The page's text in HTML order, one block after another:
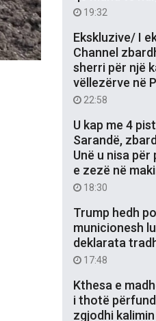
19:32
Ekskluzive/ I
Channel
sherri për një
vëllezërve në
22:58
U kap me 4
Sarandë,
Unë u nisa
e zezë në
18:30
Trump hedh
municionesh
deklarata
17:48
Kthesa e
i thotë
zgjodhi